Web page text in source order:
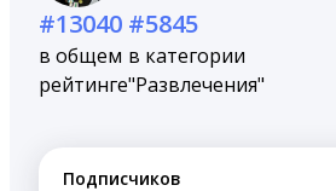
#13040
в общем
рейтинге
#5845
в категории
"Развлечения"
Подписчиков